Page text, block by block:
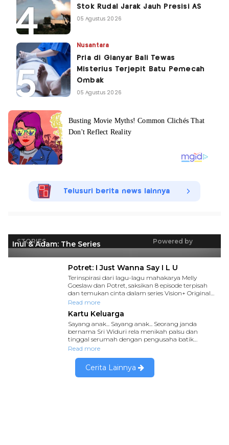
Stok Rudal Jarak Jauh Presisi AS
05 Agustus 2026
Nusantara
Pria di Gianyar Bali Tewas
Misterius Terjepit Batu Pemecah
Ombak
05 Agustus 2026
Telusuri berita news lainnya